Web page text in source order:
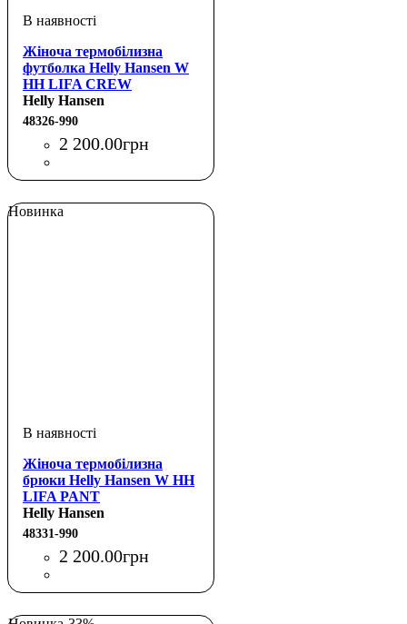
Жіноча термобілизна
футболка Helly Hansen W
HH LIFA CREW
Helly Hansen
48326-990
2 200.00грн
Новинка
Жіноча термобілизна
брюки Helly Hansen W HH
LIFA PANT
Helly Hansen
48331-990
2 200.00грн